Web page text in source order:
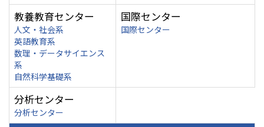
教養教育センター
人文・社会系
英語教育系
数理・データサイエンス
系
自然科学基礎系
国際センター
国際センター
分析センター
分析センター